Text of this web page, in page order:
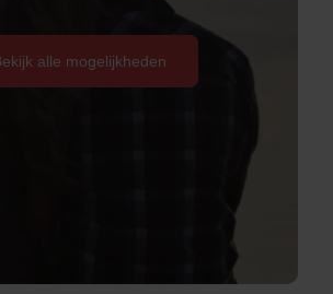
alle mogelijkheden